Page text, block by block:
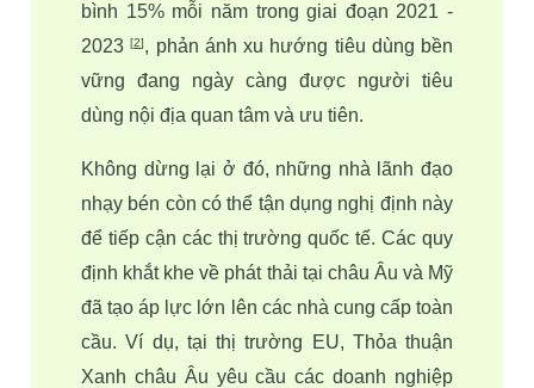
bình 15% mỗi năm trong giai đoạn 2021 -
2023 [2], phản ánh xu hướng tiêu dùng bền
vững đang ngày càng được người tiêu
dùng nội địa quan tâm và ưu tiên.
Không dừng lại ở đó, những nhà lãnh đạo
nhạy bén còn có thể tận dụng nghị định này
để tiếp cận các thị trường quốc tế. Các quy
định khắt khe về phát thải tại châu Âu và Mỹ
đã tạo áp lực lớn lên các nhà cung cấp toàn
cầu. Ví dụ, tại thị trường EU, Thỏa thuận
Xanh châu Âu yêu cầu các doanh nghiệp